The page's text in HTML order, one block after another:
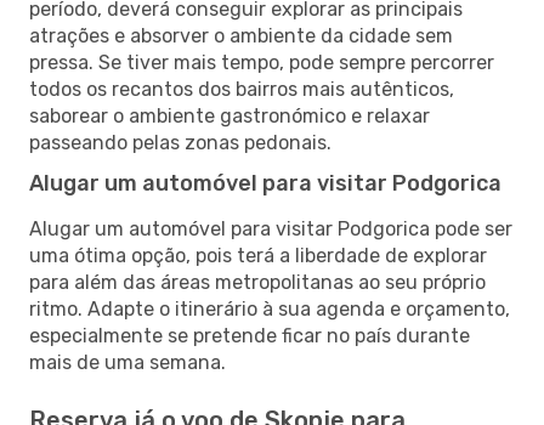
período, deverá conseguir explorar as principais
atrações e absorver o ambiente da cidade sem
pressa. Se tiver mais tempo, pode sempre percorrer
todos os recantos dos bairros mais autênticos,
saborear o ambiente gastronómico e relaxar
passeando pelas zonas pedonais.
Alugar um automóvel para visitar Podgorica
Alugar um automóvel para visitar Podgorica pode ser
uma ótima opção, pois terá a liberdade de explorar
para além das áreas metropolitanas ao seu próprio
ritmo. Adapte o itinerário à sua agenda e orçamento,
especialmente se pretende ficar no país durante
mais de uma semana.